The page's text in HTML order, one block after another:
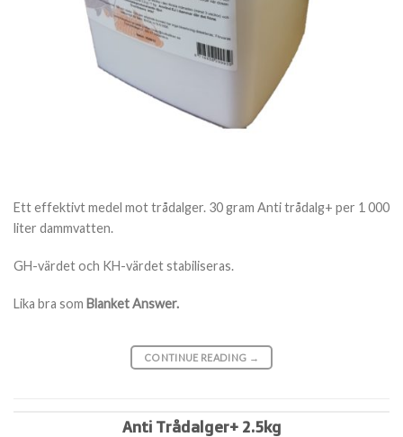
Ett effektivt medel mot trådalger. 30 gram Anti trådalg+ per 1 000
liter dammvatten.
GH-värdet och KH-värdet stabiliseras.
Lika bra som Blanket Answer.
CONTINUE READING →
Anti Trådalger+ 2.5kg